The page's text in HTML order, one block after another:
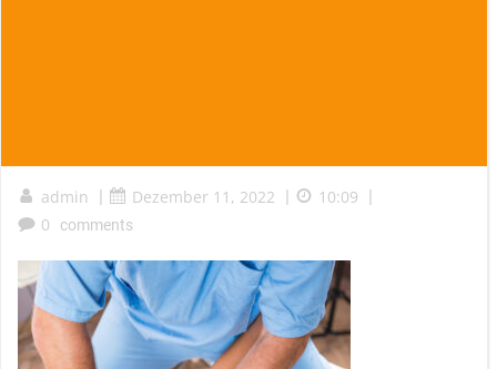
admin | Dezember 11, 2022 | 10:09 |
0
comments